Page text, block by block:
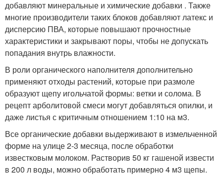
добавляют минеральные и химические добавки . Также
многие производители таких блоков добавляют латекс и
дисперсию ПВА, которые повышают прочностные
характеристики и закрывают поры, чтобы не допускать
попадания внутрь влажности.
В роли органического наполнителя дополнительно
применяют отходы растений, которые при размоле
образуют щепу игольчатой формы: ветки и солома. В
рецепт арболитовой смеси могут добавляться опилки, и
даже листья с критичным отношением 1:10 на м3.
Все органические добавки выдерживают в измельченной
форме на улице 2-3 месяца, после обработки
известковым молоком. Растворив 50 кг гашеной извести
в 200 л воды, можно обработать примерно 4 м3 щепы.